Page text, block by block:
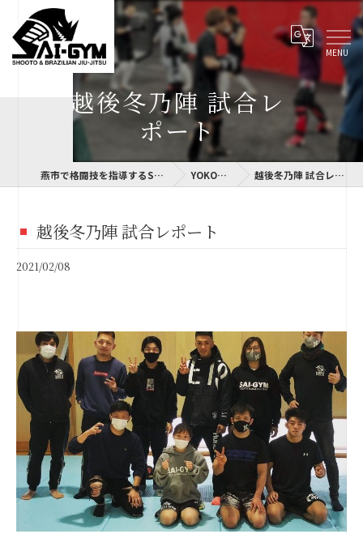
越後冬乃陣 試合レ
ポート
燕市で格闘技を指導するSAI-GYM YOKOLOG 越後冬乃陣 試合レポート
越後冬乃陣 試合レポート
2021/02/08